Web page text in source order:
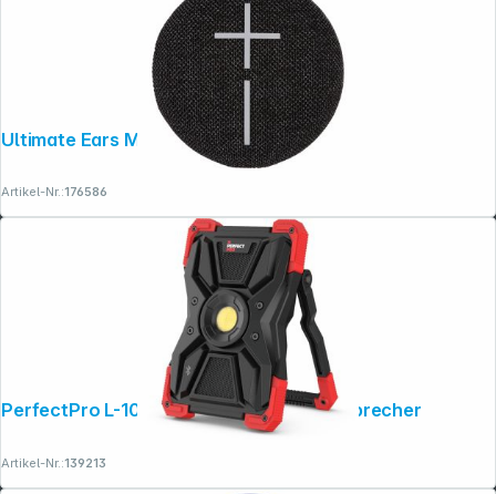
Ultimate Ears Miniroll Sanftes Schwarz
Artikel-Nr.:176586
PerfectPro L-100 LED-Worklight + Lautsprecher
Artikel-Nr.:139213